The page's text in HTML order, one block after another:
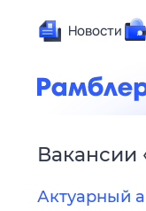
Новости
Вакансии
Актуарный